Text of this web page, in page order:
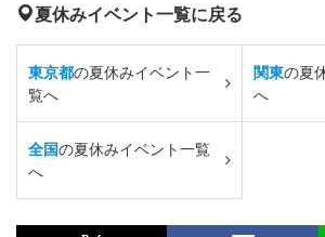
夏休みイベント一覧に戻る
東京都の夏休みイベント一
覧へ
関東の夏
へ
全国の夏休みイベント一覧
へ